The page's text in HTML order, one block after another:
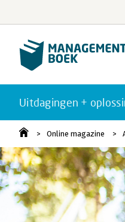
Uitdagingen +
Online magazine